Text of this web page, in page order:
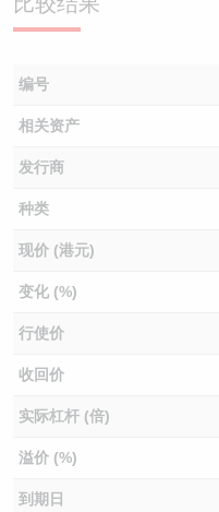
编号
相关资产
发行商
种类
现价 (港元)
变化 (%)
行使价
收回价
实际杠杆 (倍)
溢价 (%)
到期日